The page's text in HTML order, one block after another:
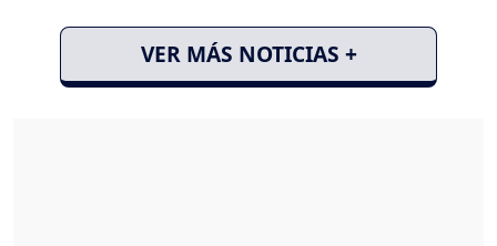
VER MÁS NOTICIAS +